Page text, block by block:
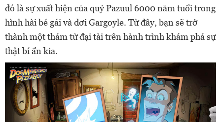
đó là sự xuất hiện của quỷ Pazuul 6000 năm tuổi trong
hình hài bé gái và dơi Gargoyle. Từ đây, bạn sẽ trở
thành một thám tử đại tài trên hành trình khám phá sự
thật bí ẩn kia.